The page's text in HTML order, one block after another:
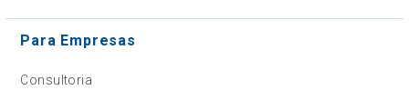
Para Empresas
Consultoria